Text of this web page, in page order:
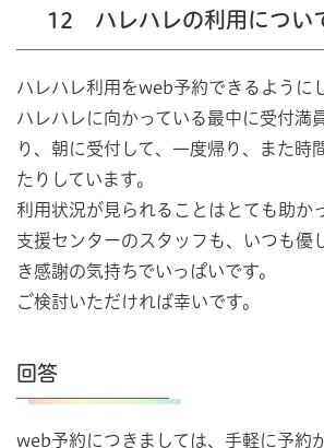
12 ハレハレの利用につい
ハレハレ利用をweb予約できるように
ハレハレに向かっている最中に受付満
り、朝に受付して、一度帰り、また時
たりしています。
利用状況が見られることはとても助か
支援センターのスタッフも、いつも優
き感謝の気持ちでいっぱいです。
ご検討いただければ幸いです。
回答
web予約につきましては、手軽に予約